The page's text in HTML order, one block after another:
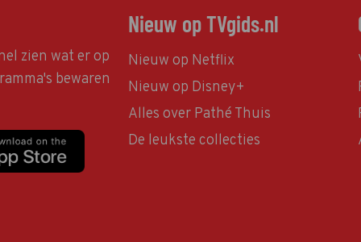
zien wat er op
bewaren
Nieuw op TVgids.nl
Nieuw op Netflix
Nieuw op Disney+
Alles over Pathé Thuis
De leukste collecties